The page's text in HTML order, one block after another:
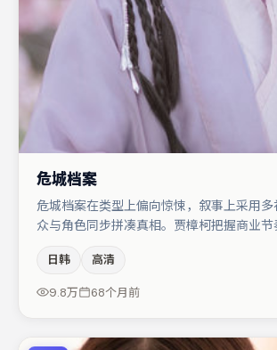
危城档案
危城档案在类型上偏向惊悚，叙事上采用
众与角色同步拼凑真相。贾樟柯把握商业节
叙事驱动，沈腾、蒋奇明分别提供反差与喜
（视场次而定）。节奏紧凑、反转有度，值
日韩 高清
9.8万 68个月前